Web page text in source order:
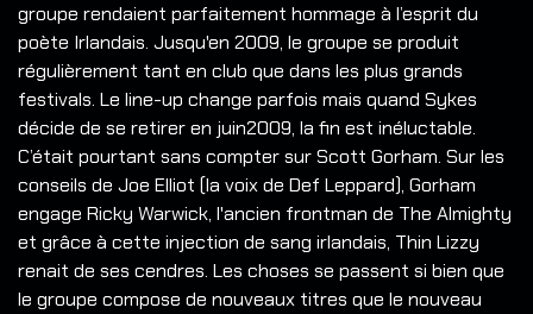
groupe rendaient parfaitement hommage à l’esprit du
poète Irlandais. Jusqu'en 2009, le groupe se produit
régulièrement tant en club que dans les plus grands
festivals. Le line-up change parfois mais quand Sykes
décide de se retirer en juin2009, la fin est inéluctable.
C’était pourtant sans compter sur Scott Gorham. Sur les
conseils de Joe Elliot (la voix de Def Leppard), Gorham
engage Ricky Warwick, l'ancien frontman de The Almighty
et grâce à cette injection de sang irlandais, Thin Lizzy
renait de ses cendres. Les choses se passent si bien que
le groupe compose de nouveaux titres que le nouveau